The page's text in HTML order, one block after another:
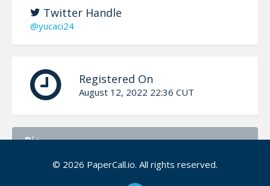
Twitter Handle
@yucaci24
Registered On
August 12, 2022 22:36 CUT
Bio
Soy ingeniera de sistemas, dedicada a mi profesión
© 2026 PaperCall.io. All rights reserved.